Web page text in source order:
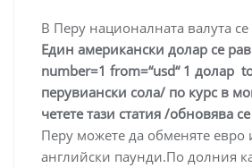
В Перу националната валута се
Eдин американски долар се
number=1 from=“usd“ 1 долар
перувиански сола/ по курс в
четете тази статия /обновява
Перу можете да обменяте евро
английски паунди.По долния